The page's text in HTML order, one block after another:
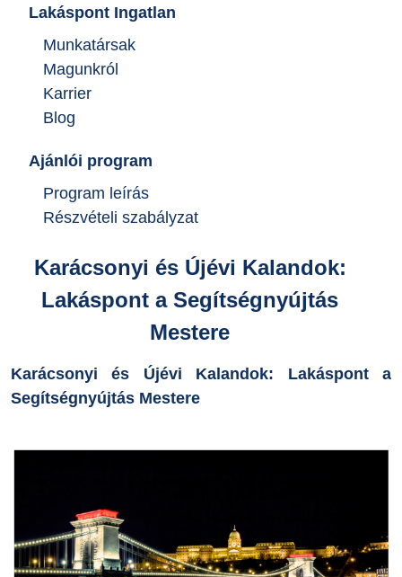
Lakáspont Ingatlan
Munkatársak
Magunkról
Karrier
Blog
Ajánlói program
Program leírás
Részvételi szabályzat
Karácsonyi és Újévi Kalandok:
Lakáspont a Segítségnyújtás
Mestere
Karácsonyi és Újévi Kalandok: Lakáspont a
Segítségnyújtás Mestere